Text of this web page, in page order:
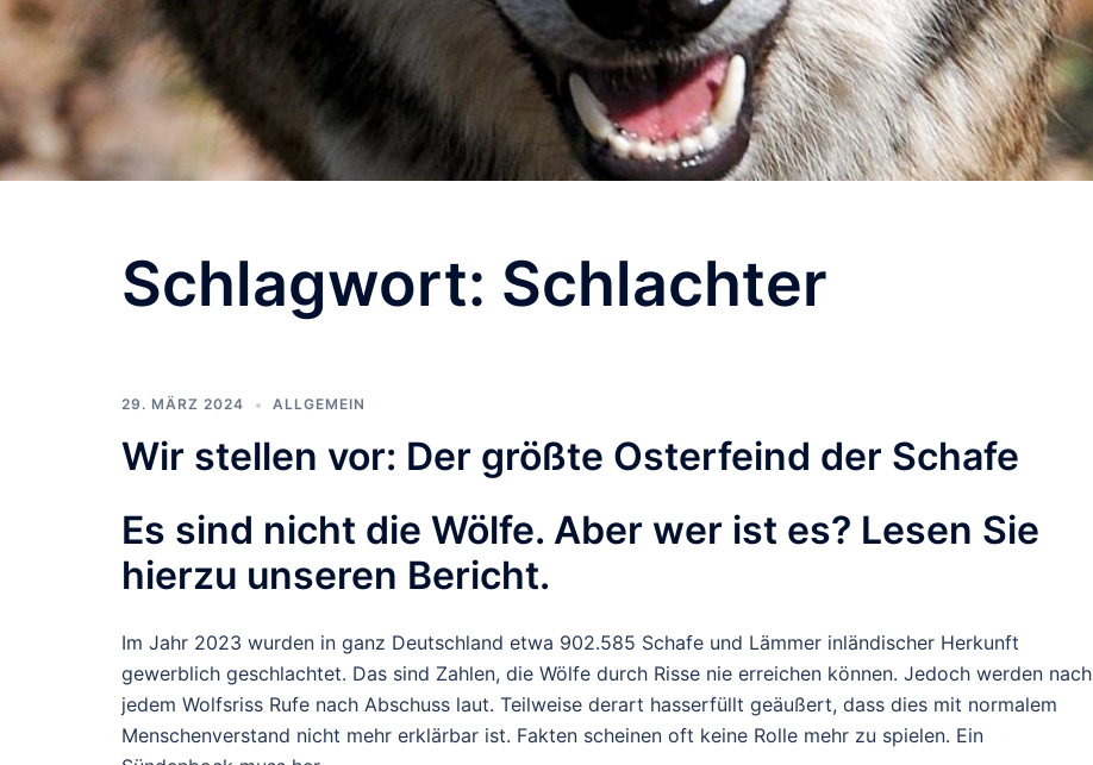
Schlagwort: Schlachter
29. MÄRZ 2024 ALLGEMEIN
Wir stellen vor: Der größte Osterfeind der Schafe
Es sind nicht die Wölfe. Aber wer ist es? Lesen Sie
hierzu unseren Bericht.
Im Jahr 2023 wurden in ganz Deutschland etwa 902.585 Schafe und Lämmer inländischer Herkunft
gewerblich geschlachtet. Das sind Zahlen, die Wölfe durch Risse nie erreichen können. Jedoch werden nach
jedem Wolfsriss Rufe nach Abschuss laut. Teilweise derart hasserfüllt geäußert, dass dies mit normalem
Menschenverstand nicht mehr erklärbar ist. Fakten scheinen oft keine Rolle mehr zu spielen. Ein